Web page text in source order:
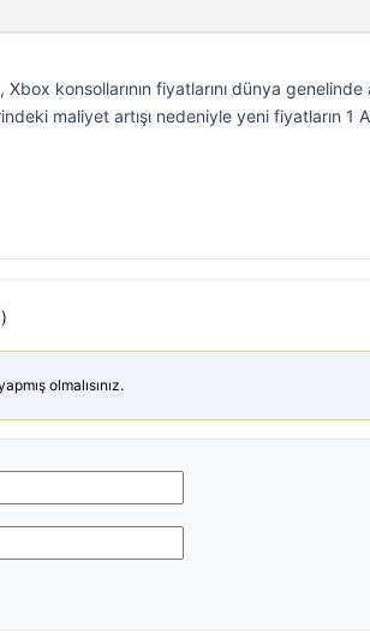
Xbox konsollarının fiyatlarını dünya
maliyet artışı nedeniyle yeni fiyatların 1
olmalısınız.